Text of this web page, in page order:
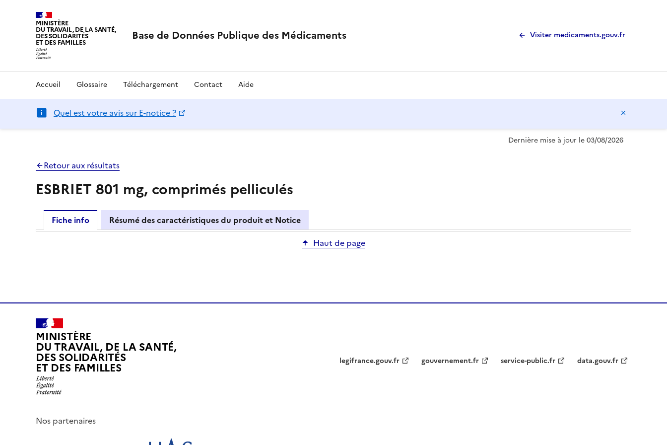
MINISTÈRE
DU TRAVAIL, DE LA SANTÉ,
DES SOLIDARITÉS
ET DES FAMILLES Base de Données Publique des Médicaments Visiter medicaments.gouv.fr
Accueil Glossaire Téléchargement Contact Aide
Quel est votre avis sur E-notice ?
Dernière mise à jour le 03/08/2026
Retour aux résultats
ESBRIET 801 mg, comprimés pelliculés
Fiche info
Résumé des caractéristiques du produit et Notice
Haut de page
MINISTÈRE
DU TRAVAIL, DE LA SANTÉ,
DES SOLIDARITÉS
ET DES FAMILLES legifrance.gouv.fr gouvernement.fr service-public.fr data.gouv.fr
Nos partenaires